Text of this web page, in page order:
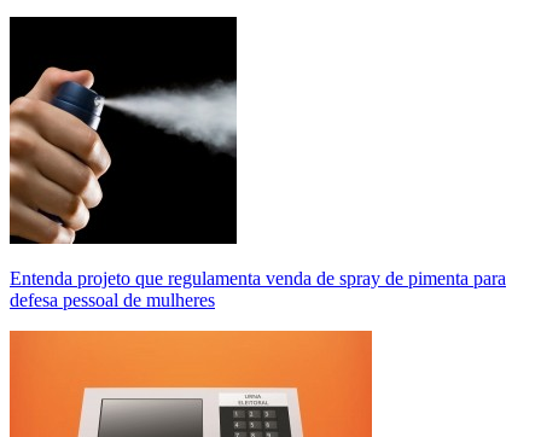
Entenda projeto que regulamenta venda de spray de pimenta para
defesa pessoal de mulheres